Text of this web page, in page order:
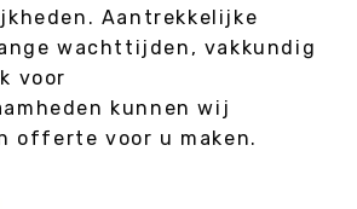
Aantrekkelijke
wachttijden, vakkundig
voor
kunnen wij
offerte voor u maken.